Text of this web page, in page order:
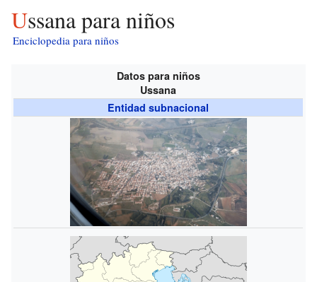
Ussana para niños
Enciclopedia para niños
Datos para niños
Ussana
Entidad subnacional